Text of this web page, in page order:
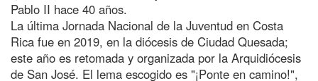
Pablo II hace 40 años.
La última Jornada Nacional de la Juventud en Costa
Rica fue en 2019, en la diócesis de Ciudad Quesada;
este año es retomada y organizada por la Arquidiócesis
de San José. El lema escogido es "¡Ponte en camino!",